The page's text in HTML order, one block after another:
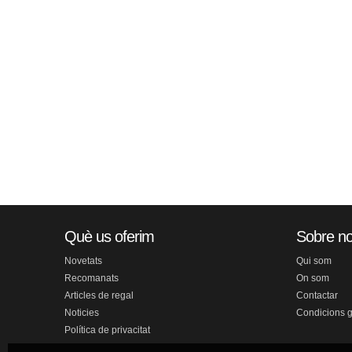
Què us oferim
Novetats
Recomanats
Articles de regal
Noticies
Política de privacitat
Sobre
Qui som
On som
Contactar
Condicions